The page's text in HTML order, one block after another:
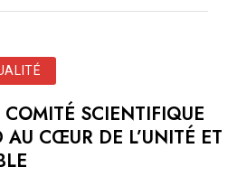
SCIENTIFIQUE
AU CŒUR DE L’UNITÉ ET